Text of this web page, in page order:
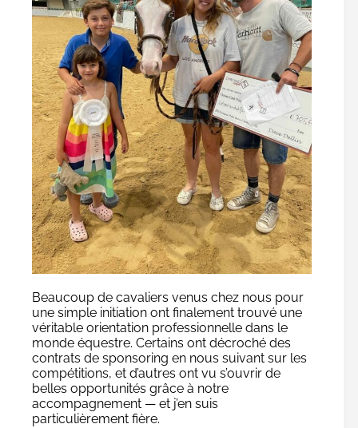
Beaucoup de cavaliers venus chez nous pour
une simple initiation ont finalement trouvé une
véritable orientation professionnelle dans le
monde équestre. Certains ont décroché des
contrats de sponsoring en nous suivant sur les
compétitions, et d’autres ont vu s’ouvrir de
belles opportunités grâce à notre
accompagnement — et j’en suis
particulièrement fière.